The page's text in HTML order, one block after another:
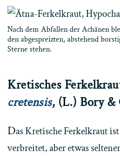
Nach dem Abfallen der Achänen
den abgespreizten, abstehend
Sterne stehen.
Kretisches
cretensis, (L.) Bory &
Das Kretische Ferkelkraut
verbreitet, aber etwas